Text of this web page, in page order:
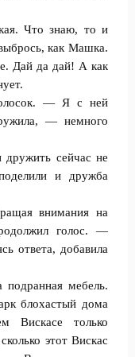
Что знаю, то и
как Машка.
Дай да дай! А как
— Я с ней
— немного
сейчас не
и дружба
внимания на
голос. —
ответа, добавила
мебель.
блохастый дома
Вискасе только
этот Вискас